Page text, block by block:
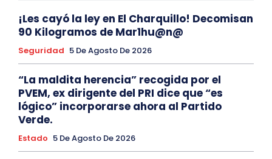
¡Les cayó la ley en El Charquillo! Decomisan
90 Kilogramos de Mar1hu@n@
Seguridad 5 De Agosto De 2026
“La maldita herencia” recogida por el
PVEM, ex dirigente del PRI dice que “es
lógico” incorporarse ahora al Partido
Verde.
Estado 5 De Agosto De 2026